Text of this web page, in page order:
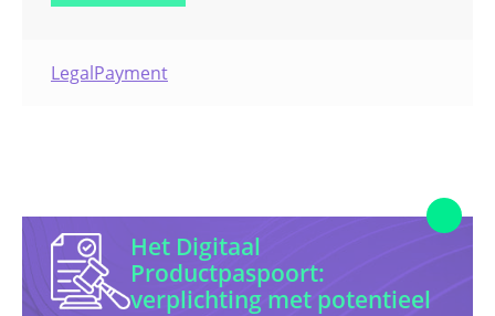
LegalPayment
Het Digitaal
Productpaspoort:
verplichting met potentieel